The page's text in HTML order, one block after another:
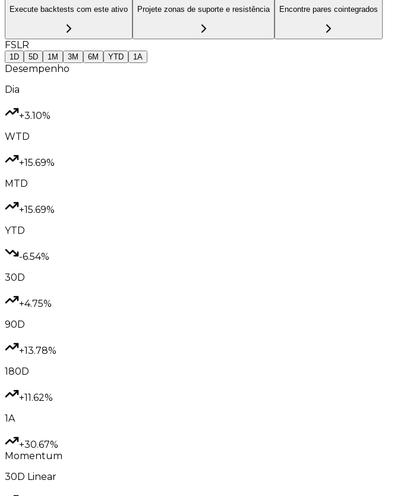
Execute backtests com este ativo
Projete zonas de suporte e resistência
Encontre pares cointegrados
FSLR
1D 5D 1M 3M 6M YTD 1A
Desempenho
Dia
+3.10%
WTD
+15.69%
MTD
+15.69%
YTD
-6.54%
30D
+4.75%
90D
+13.78%
180D
+11.62%
1A
+30.67%
Momentum
30D Linear